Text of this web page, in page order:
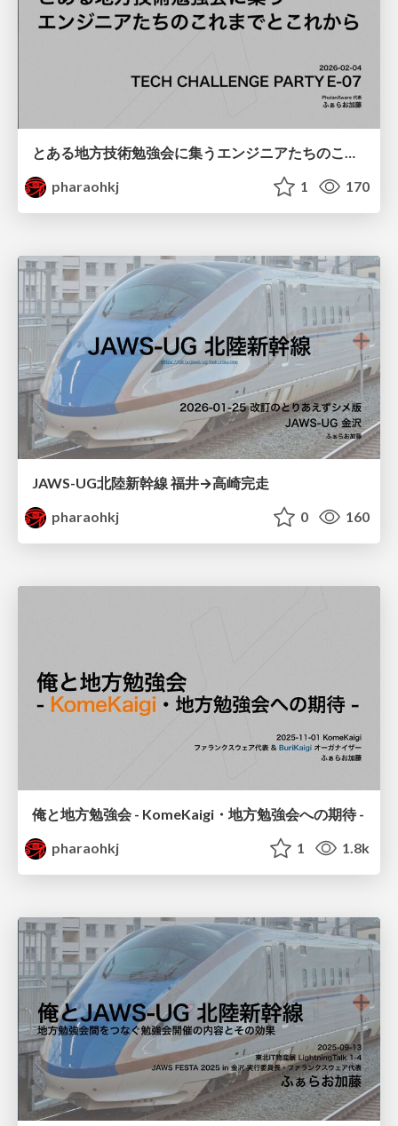
とある地方技術勉強会に集うエンジニアたちのこれまでとこれから
pharaohkj
1 170
JAWS-UG北陸新幹線 福井→高崎完走
pharaohkj
0 160
俺と地方勉強会 - KomeKaigi・地方勉強会への期待 -
pharaohkj
1 1.8k